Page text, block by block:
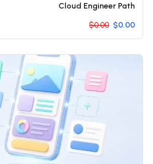
Cloud Engineer Path
$0.00 $0.00